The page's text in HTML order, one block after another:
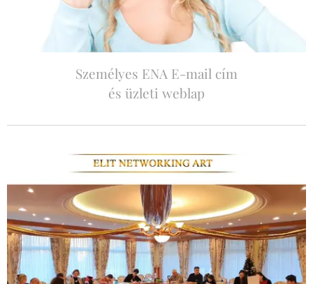
Személyes ENA E-mail cím
és üzleti weblap